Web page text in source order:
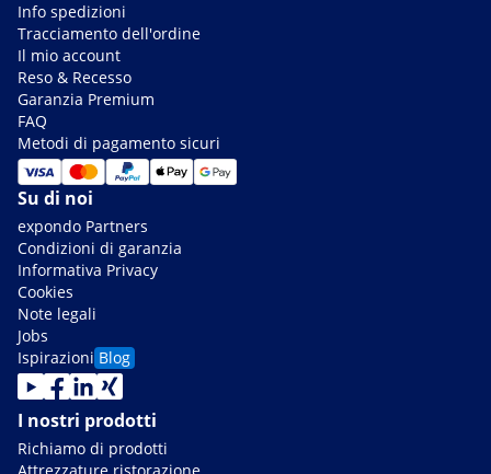
Info spedizioni
Tracciamento dell'ordine
Il mio account
Reso & Recesso
Garanzia Premium
FAQ
Metodi di pagamento sicuri
Su di noi
expondo Partners
Condizioni di garanzia
Informativa Privacy
Cookies
Note legali
Jobs
Ispirazioni Blog
I nostri prodotti
Richiamo di prodotti